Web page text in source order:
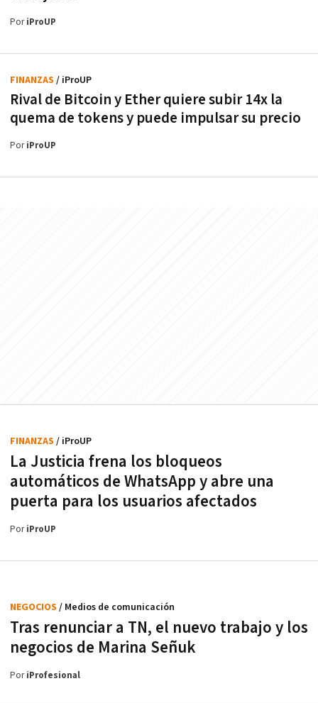
PoriProUP
Rival de Bitcoin y Ether quiere subir 14x la
quema de tokens y puede impulsar su precio
FINANZAS / iProUP
PoriProUP
La Justicia frena los bloqueos
automáticos de WhatsApp y abre una
puerta para los usuarios afectados
FINANZAS / iProUP
PoriProUP
Tras renunciar a TN, el nuevo trabajo y los
negocios de Marina Señuk
NEGOCIOS / Medios de comunicación
PoriProfesional